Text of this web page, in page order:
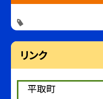
リンク
平取町